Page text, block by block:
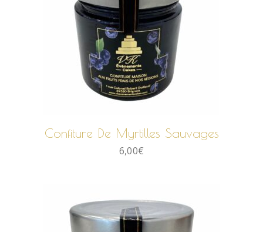
AJOUTER AU PANIER
Confiture De Myrtilles Sauvages
6,00€